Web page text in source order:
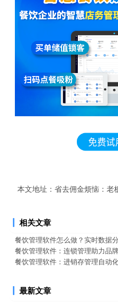
本文地址： 省去佣金烦恼：老
相关文章
餐饮管理软件怎么做？实时数据
餐饮管理软件：连锁管理助力品
餐饮管理软件：进销存管理自动
最新文章